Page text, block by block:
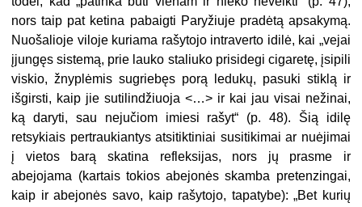
nors taip pat ketina pabaigti Paryžiuje pradėtą apsakymą.
Nuošalioje viloje kuriama rašytojo intraverto idilė, kai „vejai
įjungęs sistemą, prie lauko staliuko prisidegi cigaretę, įsipili
viskio, žnyplėmis sugriebęs porą ledukų, pasuki stiklą ir
išgirsti, kaip jie sutilindžiuoja <…> ir kai jau visai nežinai,
ką daryti, sau nejučiom imiesi rašyt“ (p. 48). Šią idilę
retsykiais pertraukiantys atsitiktiniai susitikimai ar nuėjimai
į vietos barą skatina refleksijas, nors jų prasme ir
abejojama (kartais tokios abejonės skamba pretenzingai,
kaip ir abejonės savo, kaip rašytojo, tapatybe): „Bet kurių